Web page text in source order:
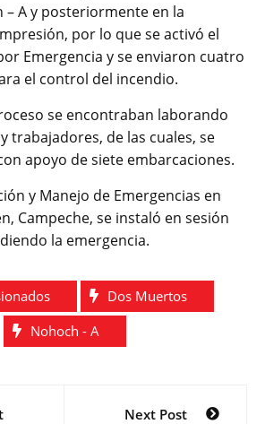
– A y posteriormente en la
por lo que se activó el
Emergencia y se enviaron cuatro
el control del incendio.
se encontraban laborando
trabajadores, de las cuales, se
apoyo de siete embarcaciones.
y Manejo de Emergencias en
Campeche, se instaló en sesión
la emergencia.
Dos Muertos
Nohoch - A
Next Post